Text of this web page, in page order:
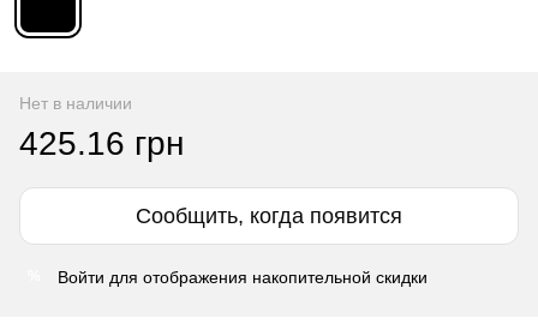
Нет в наличии
425.16 грн
Сообщить, когда появится
Войти для отображения накопительной скидки